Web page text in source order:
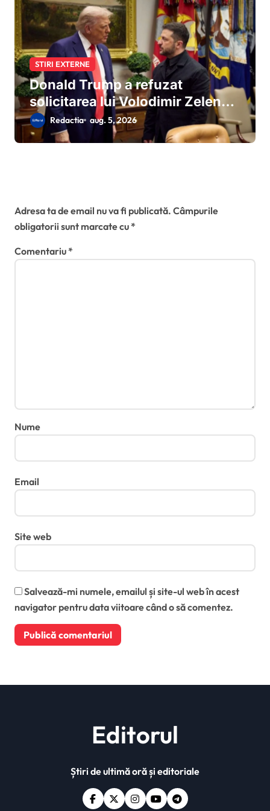
STIRI EXTERNE
Donald Trump a refuzat
solicitarea lui Volodimir Zelenski
pentru rachete Patriot
suplimentare:miza stocurilor
Redactia aug. 5, 2026
Adresa ta de email nu va fi publicată. Câmpurile
obligatorii sunt marcate cu*
Comentariu*
Nume
Email
Site web
Salvează-mi numele, emailul și site-ul web în acest
navigator pentru data viitoare când o să comentez.
Editorul
Știri de ultimă oră și editoriale